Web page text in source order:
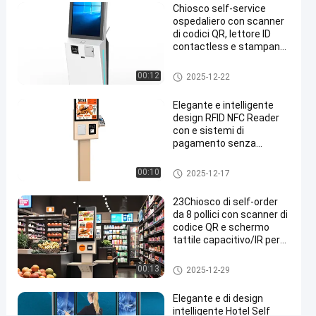
e
il
check-
in
self-
service
12-29
viste
Parla
adesso.
Condividi
00:12
Chiosco self-service
ospedaliero con scanner
di codici QR, lettore ID
contactless e stampante
chiosco self-service
2025-12-22
00:10
Elegante e intelligente
design RFID NFC Reader
con e sistemi di
pagamento senza
chiosco self-service
2025-12-17
00:13
23Chiosco di self-order
da 8 pollici con scanner di
codice QR e schermo
tattile capacitivo/IR per
chiosco self-service
2025-12-29
Elegante e di design
intelligente Hotel Self